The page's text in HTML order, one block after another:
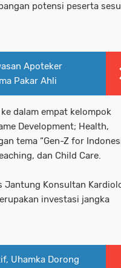
potensi peserta
Apoteker
Pakar Ahli
dalam empat kelompok
Development; Health,
tema “Gen-Z for
dan Child Care.
Jantung Konsultan
investasi jangka
Uhamka Dorong